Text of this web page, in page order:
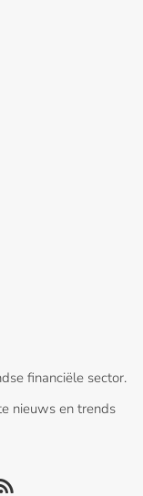
financiële sector.
nieuws en trends